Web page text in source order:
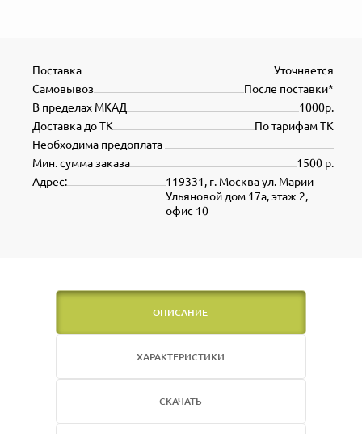
Уточняется
Поставка
После поставки*
Самовывоз
1000р.
В пределах МКАД
По тарифам ТК
Доставка до ТК
Необходима предоплата
1500 р.
Мин. сумма заказа
119331, г. Москва ул. Марии
Ульяновой дом 17а, этаж 2,
офис 10
Адрес:
ОПИСАНИЕ
ХАРАКТЕРИСТИКИ
СКАЧАТЬ